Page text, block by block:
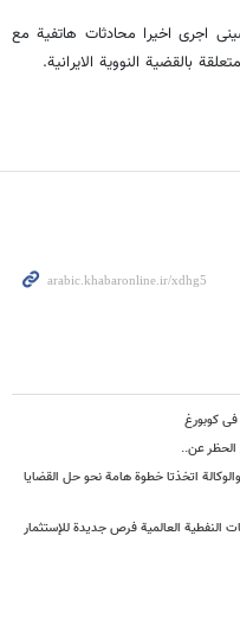
اجری اخیرا محادثات هاتفیة مع
بالقضیة النوویة الایرانیة.
فی کوبورغ
الحظر عن..
اتخذتا خطوة هامة نحو حل القضایا
النفطیة العالمیة فرص جدیدة للإستثمار